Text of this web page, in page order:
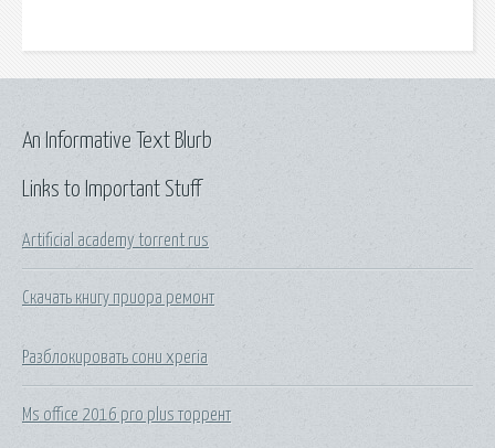
Links to Important Stuff
Artificial academy torrent rus
Скачать книгу приора ремонт
Разблокировать сони xperia
Ms office 2016 pro plus торрент
An Informative Text Blurb